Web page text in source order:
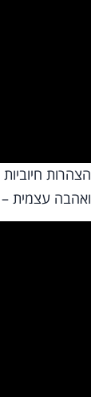
הצהרות
ואהבה עצמית